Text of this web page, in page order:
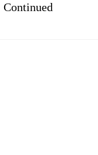
Continued